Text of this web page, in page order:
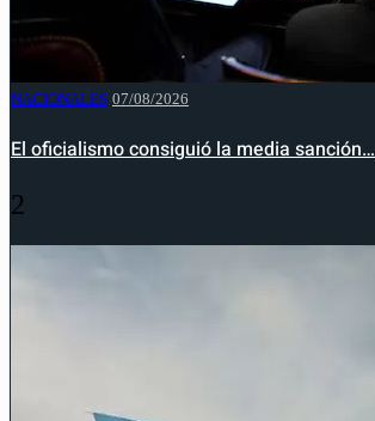
NACIONALES 07/08/2026
El oficialismo consiguió la media sanción…
2